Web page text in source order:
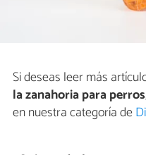
Si deseas leer más
la zanahoria para perros
en nuestra categoría de